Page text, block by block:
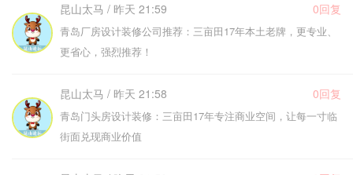
昆山太马 / 昨天 21:59 0回复
青岛厂房设计装修公司推荐：三亩田17年本土老牌，更专业、
更省心，强烈推荐！
昆山太马 / 昨天 21:58 0回复
青岛门头房设计装修：三亩田17年专注商业空间，让每一寸临
街面兑现商业价值